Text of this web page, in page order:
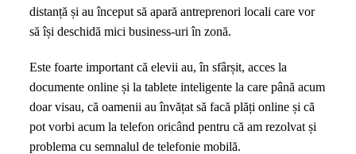
distanță și au început să apară antreprenori locali care vor
să își deschidă mici business-uri în zonă.
Este foarte important că elevii au, în sfârșit, acces la
documente online și la tablete inteligente la care până acum
doar visau, că oamenii au învățat să facă plăți online și că
pot vorbi acum la telefon oricând pentru că am rezolvat și
problema cu semnalul de telefonie mobilă.